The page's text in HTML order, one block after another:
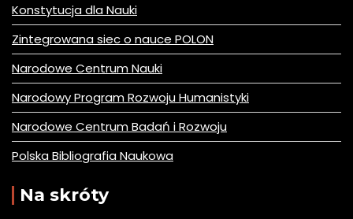
Konstytucja dla Nauki
Zintegrowana siec o nauce POLON
Narodowe Centrum Nauki
Narodowy Program Rozwoju Humanistyki
Narodowe Centrum Badań i Rozwoju
Polska Bibliografia Naukowa
Na skróty